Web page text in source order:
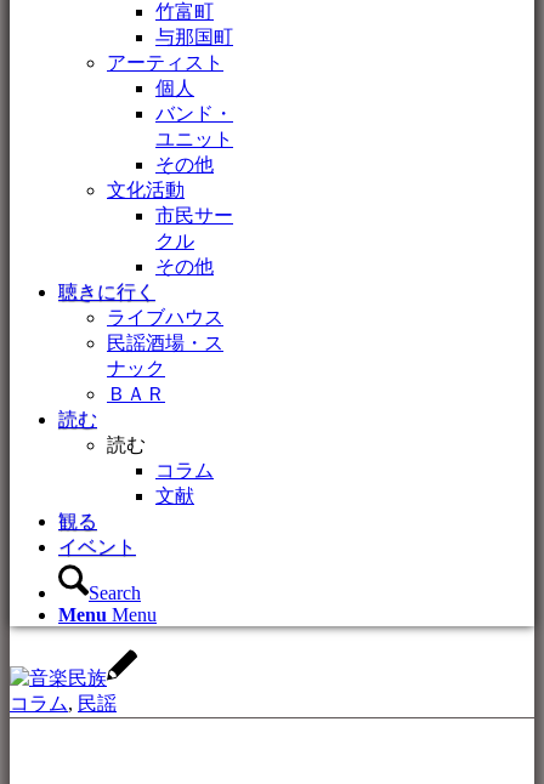
竹富町
与那国町
アーティスト
個人
バンド・
ユニット
その他
文化活動
市民サー
クル
その他
聴きに行く
ライブハウス
民謡酒場・ス
ナック
ＢＡＲ
読む
読む
コラム
文献
観る
イベント
Search
Menu Menu
コラム, 民謡